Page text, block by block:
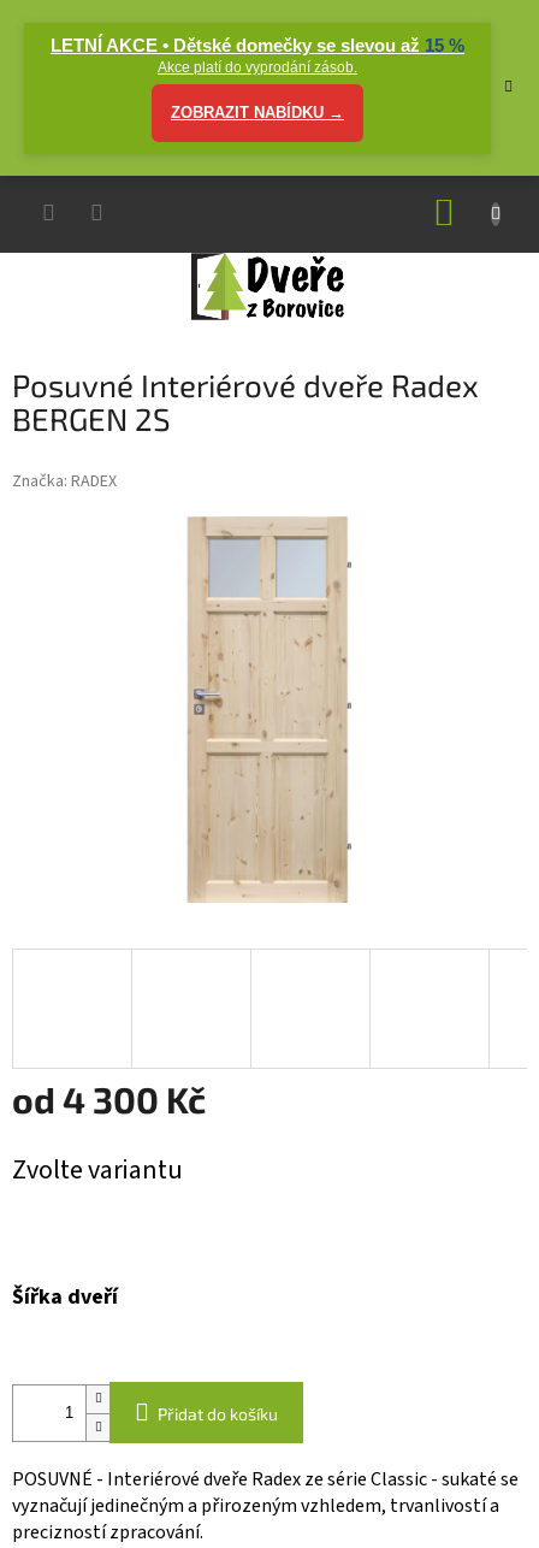
LETNÍ AKCE • Dětské domečky se slevou až 15 %
Akce platí do vyprodání zásob.
ZOBRAZIT NABÍDKU →
Posuvné Interiérové dveře Radex
BERGEN 2S
Značka: RADEX
od 4 300 Kč
cena:
Zvolte variantu
Šířka dveří
Přidat do košíku
POSUVNÉ - Interiérové dveře Radex ze série Classic - sukaté se
vyznačují jedinečným a přirozeným vzhledem, trvanlivostí a
precizností zpracování.